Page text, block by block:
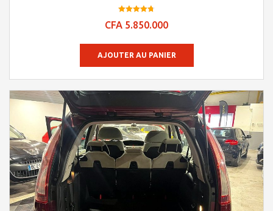
4.73
CFA 5.850.000
AJOUTER AU PANIER